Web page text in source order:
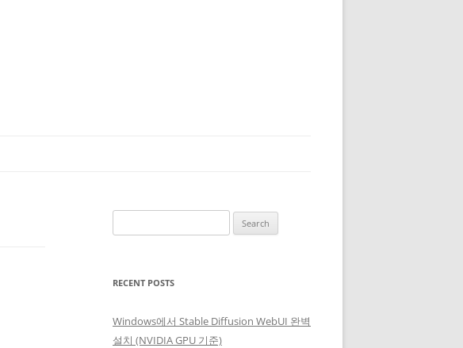
for:
RECENT POSTS
Windows에서 Stable Diffusion WebUI 완벽
설치 (NVIDIA GPU 기준)